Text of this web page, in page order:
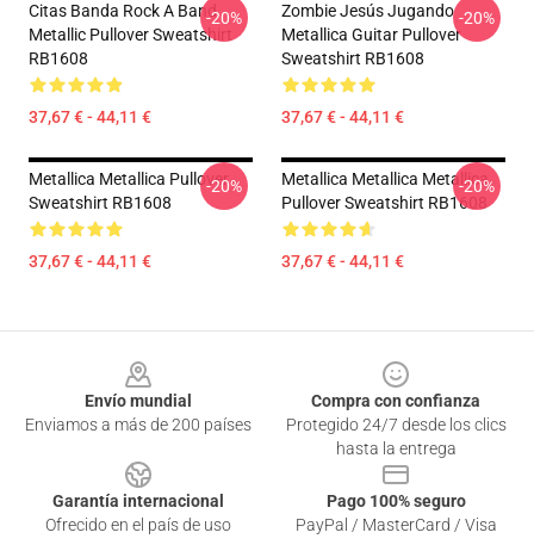
Citas Banda Rock A Band
Metallic Pullover Sweatshirt
RB1608
37,67 € - 44,11 €
-20%
Zombie Jesús Jugando
Metallica Guitar Pullover
Sweatshirt RB1608
37,67 € - 44,11 €
-20%
Metallica Metallica Pullover
Sweatshirt RB1608
37,67 € - 44,11 €
-20%
Metallica Metallica Metallica
Pullover Sweatshirt RB1608
37,67 € - 44,11 €
-20%
Envío mundial
Enviamos a más de 200 países
Compra con confianza
Protegido 24/7 desde los clics
hasta la entrega
Garantía internacional
Ofrecido en el país de uso
Pago 100% seguro
PayPal / MasterCard / Visa